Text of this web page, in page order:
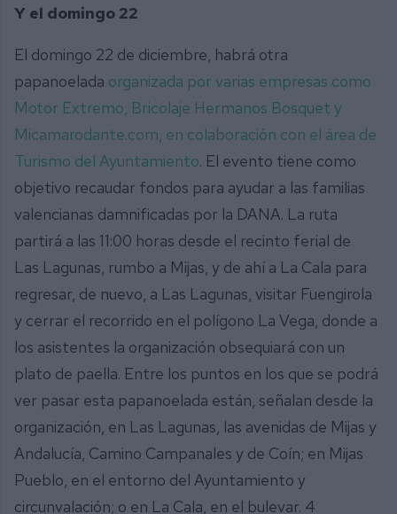
Y el domingo 22
El domingo 22 de diciembre, habrá otra
papanoelada organizada por varias empresas como
Motor Extremo, Bricolaje Hermanos Bosquet y
Micamarodante.com, en colaboración con el área de
Turismo del Ayuntamiento. El evento tiene como
objetivo recaudar fondos para ayudar a las familias
valencianas damnificadas por la DANA. La ruta
partirá a las 11:00 horas desde el recinto ferial de
Las Lagunas, rumbo a Mijas, y de ahí a La Cala para
regresar, de nuevo, a Las Lagunas, visitar Fuengirola
y cerrar el recorrido en el polígono La Vega, donde a
los asistentes la organización obsequiará con un
plato de paella. Entre los puntos en los que se podrá
ver pasar esta papanoelada están, señalan desde la
organización, en Las Lagunas, las avenidas de Mijas y
Andalucía, Camino Campanales y de Coín; en Mijas
Pueblo, en el entorno del Ayuntamiento y
circunvalación; o en La Cala, en el bulevar. 4